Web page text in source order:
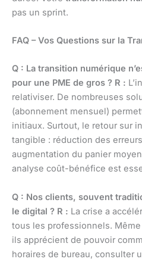
pas un sprint.
FAQ – Vos Questions sur la
Q : La transition numérique
pour une PME de gros ? R :
relativiser. De nombreuses
(abonnement mensuel)
initiaux. Surtout, le retour sur
tangible : réduction des
augmentation du panier
analyse coût-bénéfice est
Q : Nos clients, souvent
le digital ? R : La crise a
tous les professionnels.
ils apprécient de pouvoir
horaires de bureau, consulter